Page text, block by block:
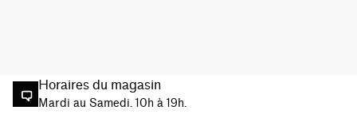
Horaires du magasin
Mardi au Samedi. 10h à 19h.